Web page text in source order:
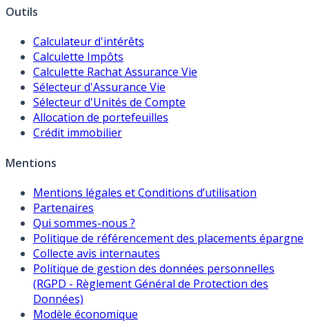
Outils
Calculateur d'intérêts
Calculette Impôts
Calculette Rachat Assurance Vie
Sélecteur d'Assurance Vie
Sélecteur d'Unités de Compte
Allocation de portefeuilles
Crédit immobilier
Mentions
Mentions légales et Conditions d’utilisation
Partenaires
Qui sommes-nous ?
Politique de référencement des placements épargne
Collecte avis internautes
Politique de gestion des données personnelles
(RGPD - Règlement Général de Protection des
Données)
Modèle économique